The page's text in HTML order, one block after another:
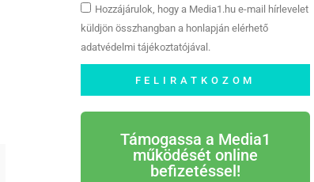
Hozzájárulok, hogy a Media1.hu e-mail hírlevelet
küldjön összhangban a honlapján elérhető
adatvédelmi tájékoztatójával.
FELIRATKOZOM
Támogassa a Media1
működését online
befizetéssel!